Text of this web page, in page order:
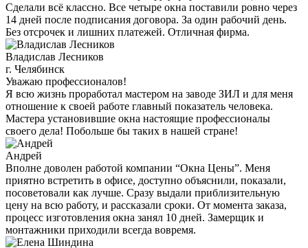
Сделали всё классно. Все четыре окна поставили ровно через
14 дней после подписания договора. За один рабочий день.
Без отсрочек и лишних платежей. Отличная фирма.
Владислав Лесников
г. Челябинск
Уважаю профессионалов!
Я всю жизнь проработал мастером на заводе ЗИЛ и для меня
отношение к своей работе главный показатель человека.
Мастера установившие окна настоящие профессионалы
своего дела! Побольше бы таких в нашей стране!
Андрей
Вполне доволен работой компании “Окна Цены”. Меня
приятно встретить в офисе, доступно объяснили, показали,
посоветовали как лучше. Сразу выдали приблизительную
цену на всю работу, и рассказали сроки. От момента заказа,
процесс изготовления окна занял 10 дней. Замерщик и
монтажники приходили всегда вовремя.